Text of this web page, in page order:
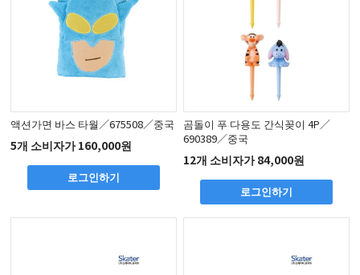
액션가면 바스 타월／675508／중국
5개 소비자가 160,000원
로그인하기
곰돌이 푸 다용도 간식꽂이 4P／
690389／중국
12개 소비자가 84,000원
로그인하기